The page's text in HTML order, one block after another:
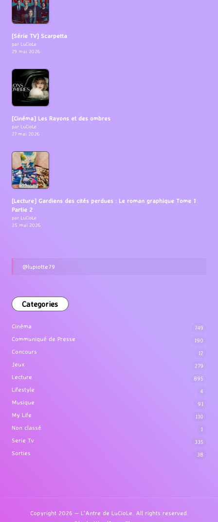
[Série TV] Scarpetta
par LuCioLe
29 mai 2026
[Cinéma] Les Rayons et des ombres
par LuCioLe
27 mai 2026
[Lecture] Gardiens des cités perdues : Le roman graphique Tome 1
Partie 2
par LuCioLe
25 mai 2026
@lupiotte79
Categories
Cinéma 749
Communiqué de Presse 190
Concours 12
Jeux 279
Lecture 895
Lifestyle 4
Musique 91
My Life 110
Non classé 1
Serie Tv 335
Sorties 38
Copyright 2026 — L'Antre de LuCioLe. All rights reserved.